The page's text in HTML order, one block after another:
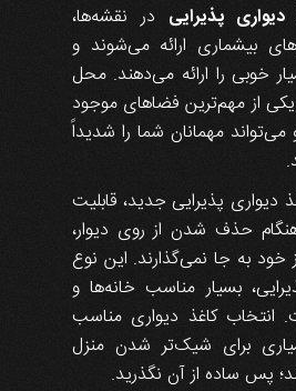
دیواری پذیرایی در نقشه‌ها،
بیشماری ارائه می‌شوند و
خوبی را ارائه می‌دهند. محل
از مهم‌ترین فضاهای موجود
مهمانان شما را شدیداً
دیواری پذیرایی جدید، قابلیت
حذف شدن از روی دیوار،
خود به جا نمی‌گذارند. این نوع
بسیار مناسب خانه‌ها و
انتخاب کاغذ دیواری مناسب
برای شیک‌تر شدن منزل
پس ساده از آن نگذرید.